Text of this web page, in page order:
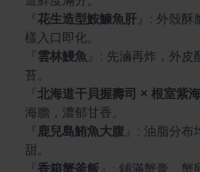
花生造型鮟鱇魚肝
: 外殼酥
雲林鰻魚
: 先滷再炸，外皮
北海道干貝握壽司 × 根室紫
鹿兒島鮪魚大腹
: 油脂分布
香箱蟹釜飯
: 鋪滿蟹膏、蟹